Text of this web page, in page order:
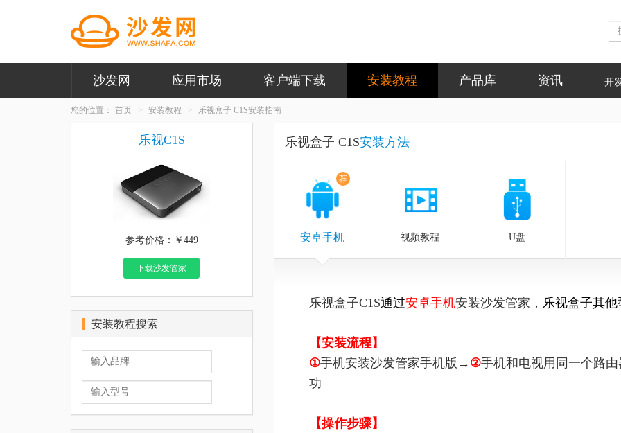
沙发网 应用市场 客户端下载 安装教程 产品库 资讯 开
您的位置： 首页 安装教程 乐视盒子 C1S安装指南
乐视盒子 C1S安装方法
荐
安卓手机 视频教程 U盘
乐视盒子C1S通过安卓手机安装沙发管家， 乐视盒子其他
【安装流程】
①手机安装沙发管家手机版→ ②手机和电视用同一个路
功
【操作步骤】
乐视C1S
参考价格：￥449
下载沙发管家
安装教程搜索